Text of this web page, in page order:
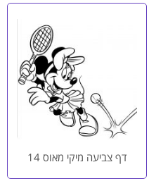
דף צביעה מיקי מאוס 14